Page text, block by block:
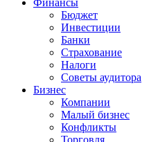
Финансы
Бюджет
Инвестиции
Банки
Страхование
Налоги
Советы аудитора
Бизнес
Компании
Малый бизнес
Конфликты
Торговля